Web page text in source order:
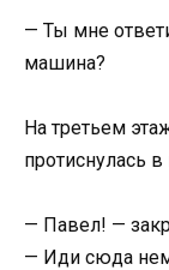
— Ты мне
машина?
На третьем
протиснулась
— Павел! —
— Иди сюда